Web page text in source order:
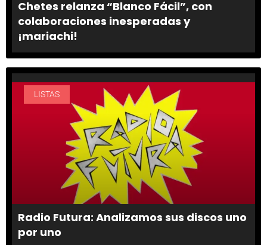
Chetes relanza “Blanco Fácil”, con
colaboraciones inesperadas y
¡mariachi!
LISTAS
Radio Futura: Analizamos sus discos uno
por uno